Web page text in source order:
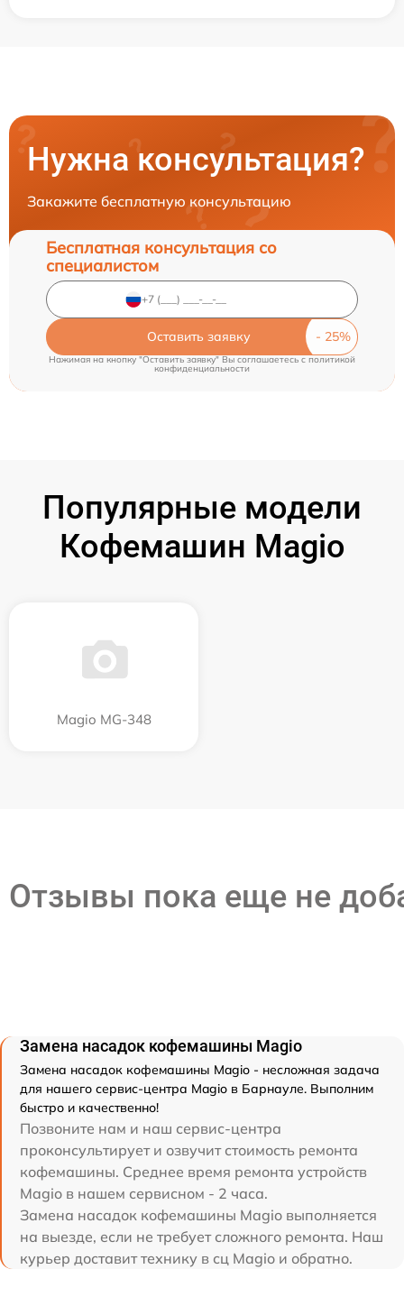
Нужна консультация?
Закажите бесплатную консультацию
Бесплатная консультация со
специалистом
Оставить заявку
Нажимая на кнопку "Оставить заявку" Вы соглашаетесь cполитикой
конфиденциальности
Популярные модели
Кофемашин Magio
Magio MG-348
Отзывы пока еще не
Замена насадок кофемашины Magio
Замена насадок кофемашины Magio - несложная задача
для нашего сервис-центра Magio в Барнауле. Выполним
быстро и качественно!
Позвоните нам и наш сервис-центра
проконсультирует и озвучит стоимость ремонта
кофемашины. Среднее время ремонта устройств
Magio в нашем сервисном - 2 часа.
Замена насадок кофемашины Magio выполняется
на выезде, если не требует сложного ремонта. Наш
курьер доставит технику в сц Magio и обратно.